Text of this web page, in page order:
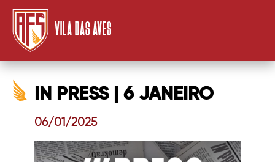
VILA DAS AVES
IN PRESS | 6 JANEIRO
06/01/2025